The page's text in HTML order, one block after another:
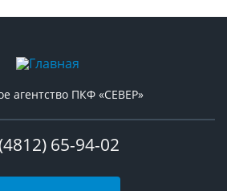
агентство ПКФ «СЕВЕР»
65-94-02